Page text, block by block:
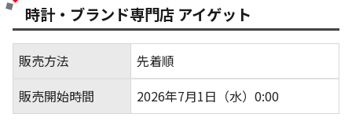
時計・ブランド専門店 アイゲット
販売方法
先着順
販売開始時間
2026年7月1日（水）0:00